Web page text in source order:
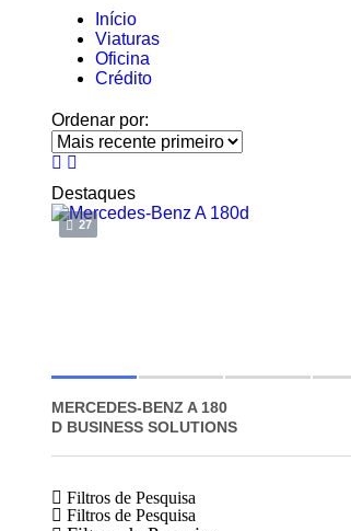
Início
Viaturas
Oficina
Crédito
Ordenar por:
Destaques
27
MERCEDES-BENZ A 180
D BUSINESS SOLUTIONS
Filtros de Pesquisa
Filtros de Pesquisa